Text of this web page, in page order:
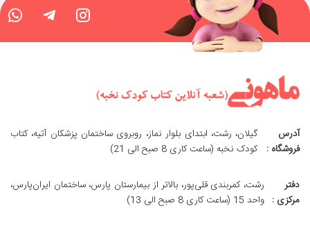
آدرس
فروشگاه :
گیلان، رشت، ابتدای بلوار نماز، روبروی ساختمان پزشکان آتیه، کتاب
کودک نخبه (ساعت کاری 8 صبح الی 21)
دفتر
مرکزی :
رشت، کمربندی قلی‌پور، بالاتر از بیمارستان پارس، ساختمان ایران‌پارس،
واحد 15 (ساعت کاری 8 صبح الی 13)